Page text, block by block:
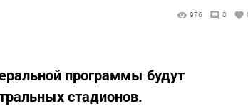
976 0
программы будут
стадионов.